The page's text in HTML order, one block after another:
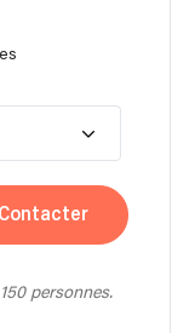
Contacter
personnes.